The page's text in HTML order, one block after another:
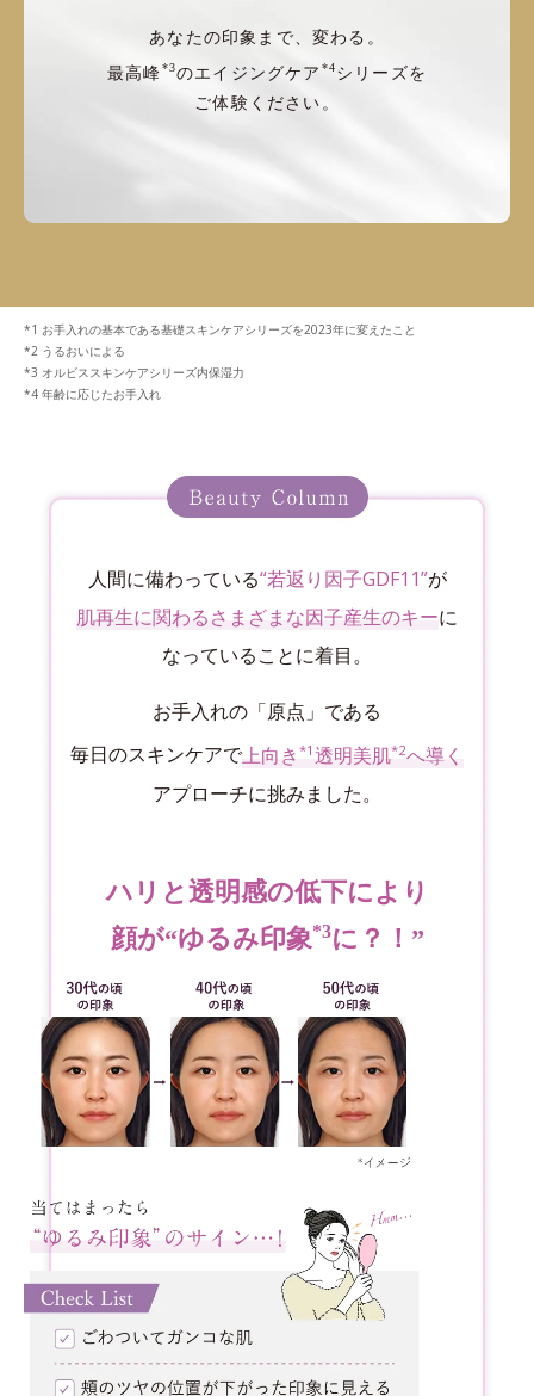
あなたの印象まで、変わる。
最高峰*3のエイジングケア *4シリーズを
ご体験ください。
お手入れの基本である基礎スキンケアシリーズを2023年に変えたこと
うるおいによる
オルビススキンケアシリーズ内保湿力
年齢に応じたお手入れ
人間に備わっている“若返り因子GDF11”が
肌再生に関わるさまざまな因子産生のキーに
なっていることに着目。
お手入れの「原点」である
毎日のスキンケアで上向き *1 透明美肌*2へ導く
アプローチに挑みました。
ハリと透明感の低下により
顔が“ゆるみ印象*3に？！”